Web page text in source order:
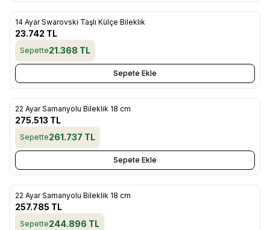
Yeni
Favorilere Ekle
14 Ayar Swarovski Taşlı Külçe Bileklik
23.742 TL
Sepette21.368 TL
Sepete Ekle
Yeni
Favorilere Ekle
22 Ayar Samanyolu Bileklik 18 cm
275.513 TL
Sepette261.737 TL
Sepete Ekle
Yeni
Favorilere Ekle
22 Ayar Samanyolu Bileklik 18 cm
257.785 TL
Sepette244.896 TL